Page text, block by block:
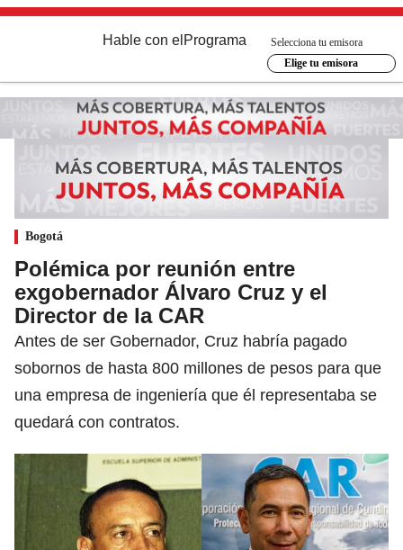
Hable con el Programa
Selecciona tu emisora
Elige tu emisora
Bogotá
Polémica por reunión entre
exgobernador Álvaro Cruz y el
Director de la CAR
Antes de ser Gobernador, Cruz habría pagado
sobornos de hasta 800 millones de pesos para que
una empresa de ingeniería que él representaba se
quedará con contratos.